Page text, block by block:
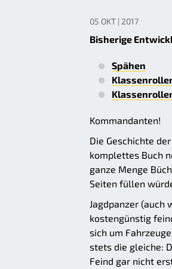
05 OKT | 2017
Bisherige
Spähen
Kommandanten!
Die Geschichte
komplettes Buch
ganze Menge
Seiten füllen
Jagdpanzer (auch
kostengünstig
sich um
stets die gleiche:
Feind gar nicht